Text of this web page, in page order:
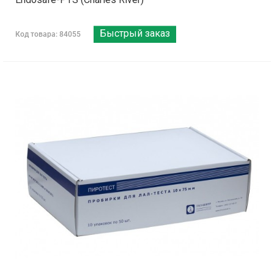
Код товара: 84055 Быстрый заказ